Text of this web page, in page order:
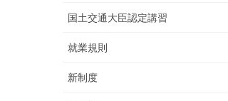
国土交通大臣認定講習
就業規則
新制度